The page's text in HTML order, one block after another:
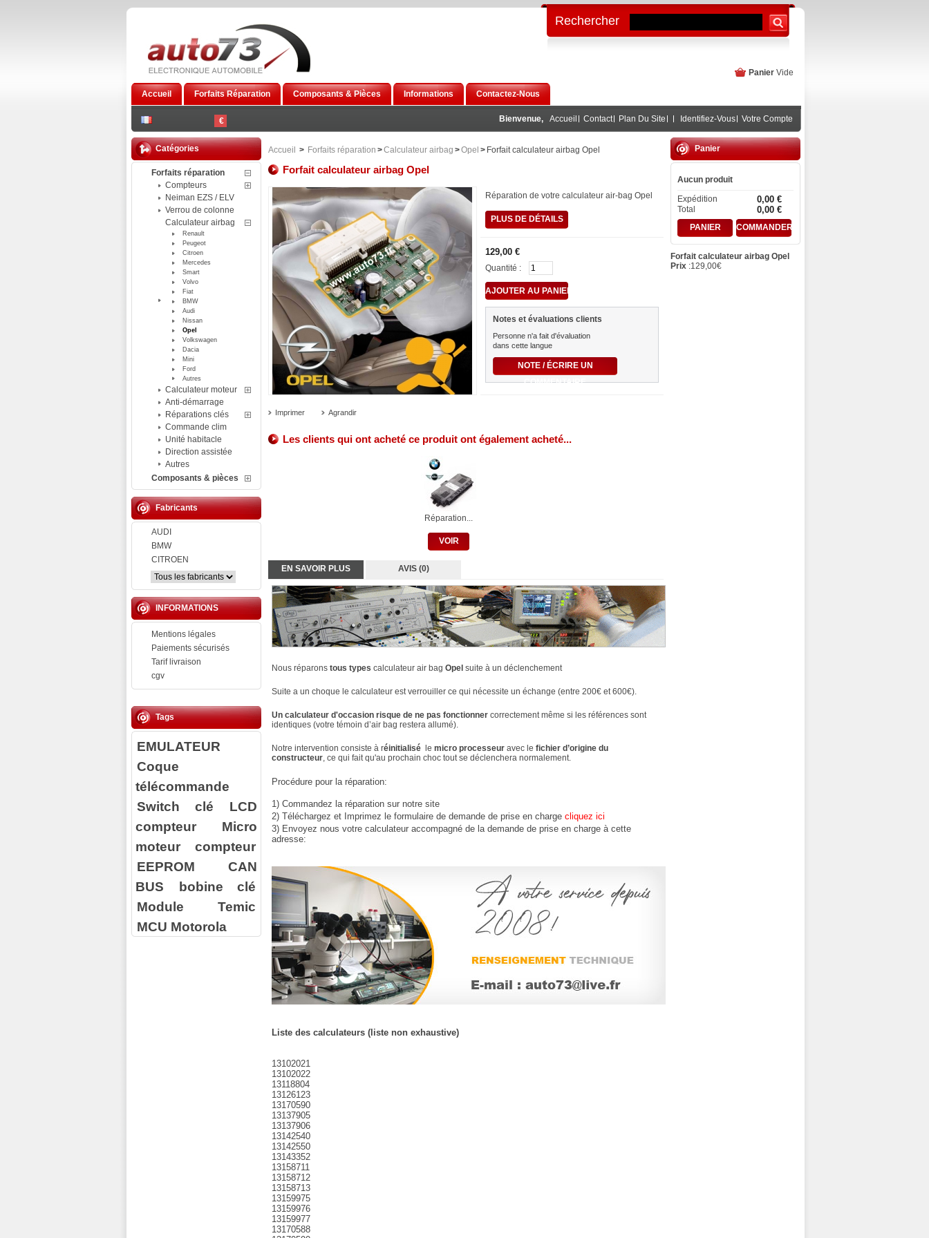
€
Accueil Forfaits Réparation Composants & Pièces Informations Contactez-Nous
Panier Vide
Bienvenue, Accueil Contact Plan Du Site Identifiez-Vous Votre Compte
Rechercher
Catégories
Forfaits réparation
Compteurs
Neiman EZS / ELV
Verrou de colonne
Calculateur airbag
Renault
Peugeot
Citroen
Mercedes
Smart
Volvo
Fiat
BMW
Audi
Nissan
Opel
Volkswagen
Dacia
Mini
Ford
Autres
Calculateur moteur
Anti-démarrage
Réparations clés
Commande clim
Unité habitacle
Direction assistée
Autres
Composants & pièces
Fabricants
AUDI
BMW
CITROEN
INFORMATIONS
Mentions légales
Paiements sécurisés
Tarif livraison
cgv
Tags
EMULATEUR
Coque
télécommande
Switch clé
LCD
compteur
Micro
moteur compteur
EEPROM
CAN
BUS
bobine clé
Module Temic
MCU Motorola
Accueil > Forfaits réparation >Calculateur airbag >Opel > Forfait calculateur airbag Opel
Forfait calculateur airbag Opel
Imprimer Agrandir
Réparation de votre calculateur air-bag Opel
PLUS DE DÉTAILS
129,00 €
Quantité :
Notes et évaluations clients
Personne n'a fait d'évaluation
dans cette langue
NOTE / ÉCRIRE UN
COMMENTAIRE
Les clients qui ont acheté ce produit ont également acheté...
Réparation...
VOIR
EN SAVOIR PLUS AVIS (0)
Nous réparons tous types calculateur air bag Opel suite à un déclenchement
Suite a un choque le calculateur est verrouiller ce qui nécessite un échange (entre 200€ et 600€).
Un calculateur d'occasion risque de ne pas fonctionner correctement même si les références sont
identiques (votre témoin d’air bag restera allumé).
Notre intervention consiste à réinitialisé le micro processeur avec le fichier d’origine du
constructeur, ce qui fait qu'au prochain choc tout se déclenchera normalement.
Procédure pour la réparation:
1) Commandez la réparation sur notre site
2) Téléchargez et Imprimez le formulaire de demande de prise en charge cliquez ici
3) Envoyez nous votre calculateur accompagné de la demande de prise en charge à cette
adresse:
Liste des calculateurs (liste non exhaustive)
13102021
13102022
13118804
13126123
13170590
13137905
13137906
13142540
13142550
13143352
13158711
13158712
13158713
13159975
13159976
13159977
13170588
Panier
Aucun produit
Expédition
0,00 €
Total 0,00 €
PANIER COMMANDER
Forfait calculateur airbag Opel
Prix :129,00€